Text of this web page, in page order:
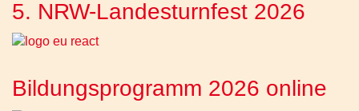
5. NRW-Landesturnfest 2026
Bildungsprogramm 2026 online